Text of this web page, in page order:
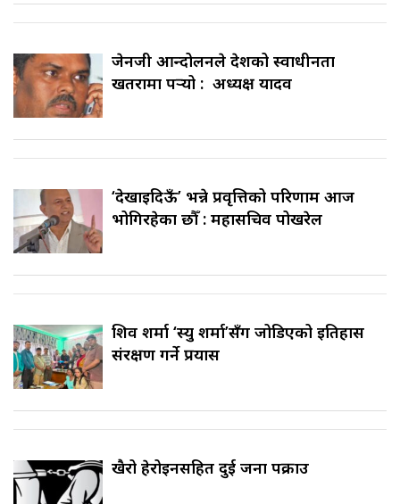
जेनजी आन्दोलनले देशको स्वाधीनता
खतरामा पर्‍यो : अध्यक्ष यादव
‘देखाइदिऊँ’ भन्ने प्रवृत्तिको परिणाम आज
भोगिरहेका छौँ : महासचिव पोखरेल
शिव शर्मा ‘स्यु शर्मा’सँग जोडिएको इतिहास
संरक्षण गर्ने प्रयास
खैरो हेरोइनसहित दुई जना पक्राउ